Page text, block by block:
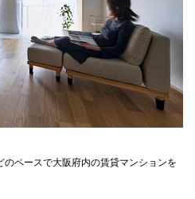
ペースで大阪府内の賃貸マンションを